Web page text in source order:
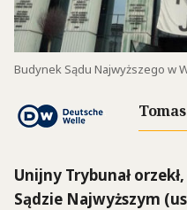
Budynek Sądu Najwyższego w
Unijny Trybunał
Sądzie Najwyższym